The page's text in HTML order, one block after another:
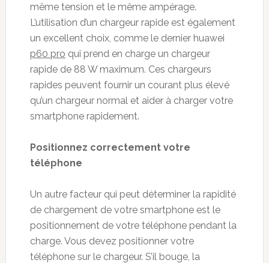
même tension et le même ampérage.
L’utilisation d’un chargeur rapide est également
un excellent choix, comme le dernier huawei
p60 pro qui prend en charge un chargeur
rapide de 88 W maximum. Ces chargeurs
rapides peuvent fournir un courant plus élevé
qu’un chargeur normal et aider à charger votre
smartphone rapidement.
Positionnez correctement votre
téléphone
Un autre facteur qui peut déterminer la rapidité
de chargement de votre smartphone est le
positionnement de votre téléphone pendant la
charge. Vous devez positionner votre
téléphone sur le chargeur. S’il bouge, la